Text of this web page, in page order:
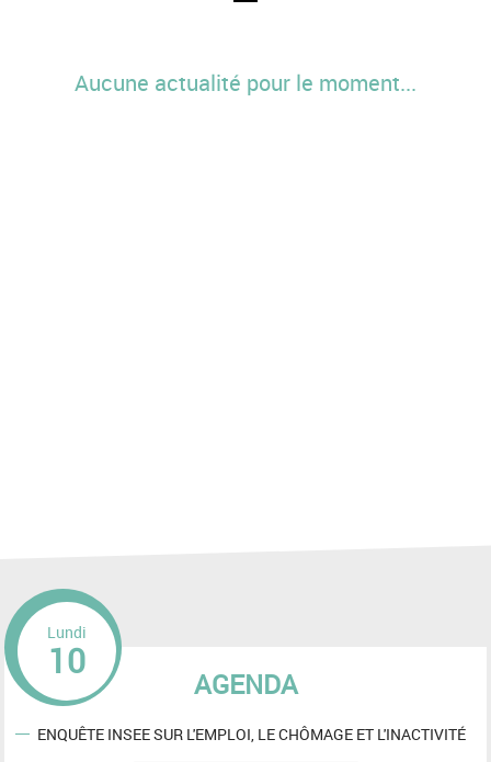
Aucune actualité pour le moment...
AGENDA
Lundi
10
ENQUÊTE INSEE SUR L'EMPLOI, LE CHÔMAGE ET L'INACTIVITÉ